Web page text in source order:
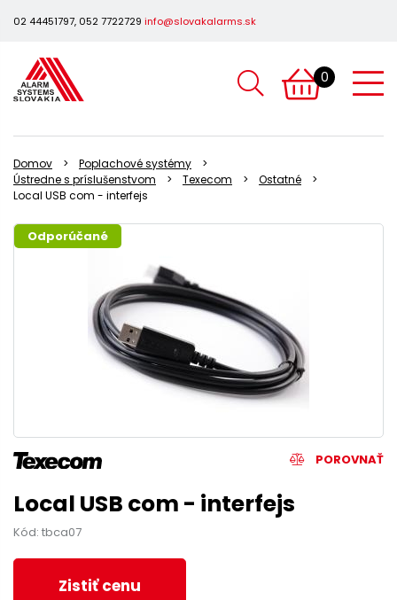
02 44451797, 052 7722729 info@slovakalarms.sk
0
Domov
Poplachové systémy
Ústredne s príslušenstvom
Texecom
Ostatné
Local USB com - interfejs
Odporúčané
POROVNAŤ
Local USB com - interfejs
Kód: tbca07
Zistiť cenu